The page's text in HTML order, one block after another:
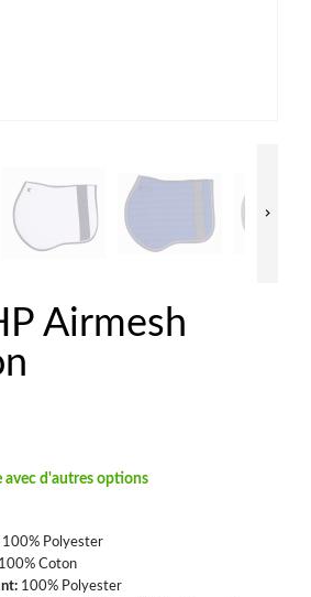

Airmesh
avec d'autres options
100% Polyester
100% Coton
100% Polyester